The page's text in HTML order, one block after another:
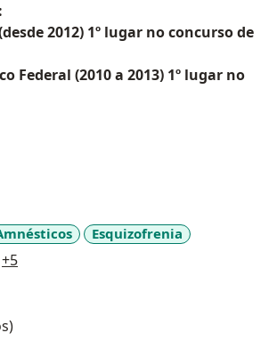
2012) 1º lugar no concurso de
Federal (2010 a 2013) 1º lugar no
DF e Territórios (2011)
do Distrito Federal (2010)
de Ribeirão Preto
Título de Especialista pela Associação
no Hospital de Base do Distrito
Esquizofrenia
+5a11y_sr_more_diseases